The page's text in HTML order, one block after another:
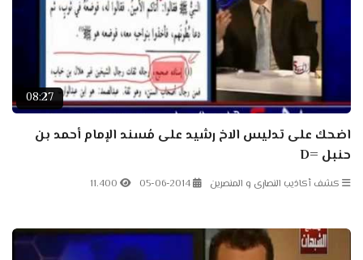
08:27
اضحك على تدليس الاخ رشيد على مُسند الإمام أحمد بن
حنبل =D
كشف أكاذيب النصارى و المنصرين 05-06-2014
11.400